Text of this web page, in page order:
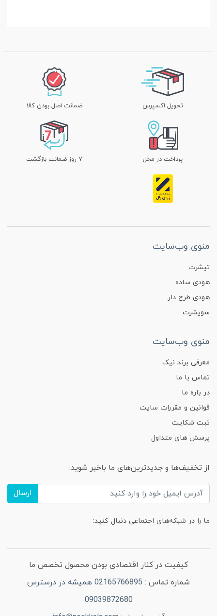
تحویل اکسپرس ضمانت اصل بودن کالا
پرداخت در محل ۷ روز ضمانت بازگشت
منوی وب‌سایت
تیشرت
هودی ساده
هودی طرح دار
سویشرت
منوی وب‌سایت
معرفی برند نیک
تماس با ما
در باره ما
قوانین و مقررات سایت
ثبت شکایت
پرسش های متداول
از تخفیف‌ها و جدیدترین‌های ما باخبر شوید:
ارسال
ما را در شبکه‌های اجتماعی دنبال کنید:
کیفیت در کنار اقتصادی بودن محصول تخصص ما
شماره تماس :
02165766895 همیشه در درسترس
09039872680